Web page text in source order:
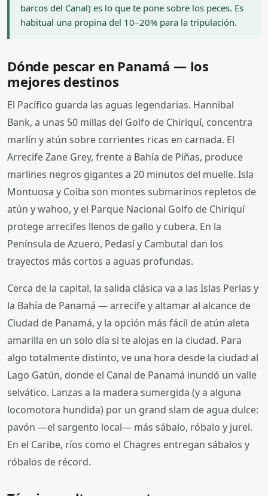
barcos del Canal) es lo que te pone sobre los peces. Es
habitual una propina del 10–20% para la tripulación.
Dónde pescar en Panamá — los
mejores destinos
El Pacífico guarda las aguas legendarias. Hannibal
Bank, a unas 50 millas del Golfo de Chiriquí, concentra
marlín y atún sobre corrientes ricas en carnada. El
Arrecife Zane Grey, frente a Bahía de Piñas, produce
marlines negros gigantes a 20 minutos del muelle. Isla
Montuosa y Coiba son montes submarinos repletos de
atún y wahoo, y el Parque Nacional Golfo de Chiriquí
protege arrecifes llenos de gallo y cubera. En la
Península de Azuero, Pedasí y Cambutal dan los
trayectos más cortos a aguas profundas.
Cerca de la capital, la salida clásica va a las Islas Perlas y
la Bahía de Panamá — arrecife y altamar al alcance de
Ciudad de Panamá, y la opción más fácil de atún aleta
amarilla en un solo día si te alojas en la ciudad. Para
algo totalmente distinto, ve una hora desde la ciudad al
Lago Gatún, donde el Canal de Panamá inundó un valle
selvático. Lanzas a la madera sumergida (y a alguna
locomotora hundida) por un grand slam de agua dulce:
pavón —el sargento local— más sábalo, róbalo y jurel.
En el Caribe, ríos como el Chagres entregan sábalos y
róbalos de récord.